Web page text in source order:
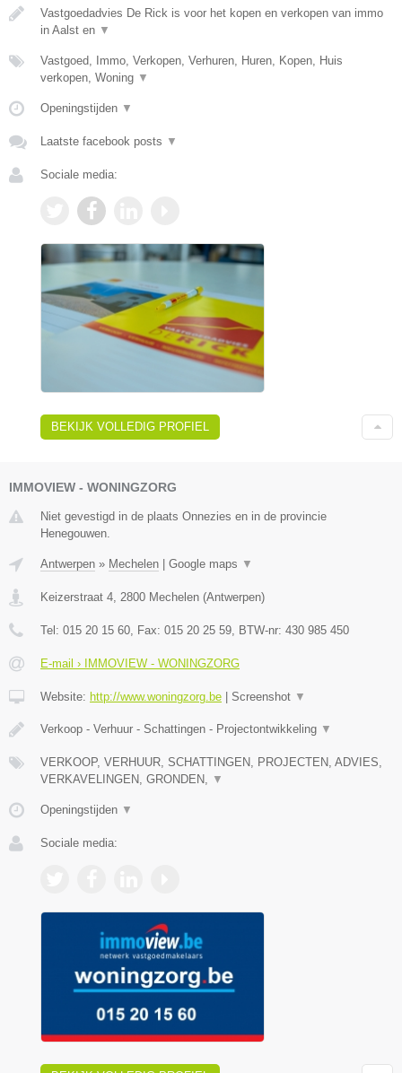
Vastgoedadvies De Rick is voor het kopen en verkopen van immo
in Aalst en ▼
Vastgoed, Immo, Verkopen, Verhuren, Huren, Kopen, Huis
verkopen, Woning ▼
Openingstijden ▼
Laatste facebook posts ▼
Sociale media:
BEKIJK VOLLEDIG PROFIEL
IMMOVIEW - WONINGZORG
Niet gevestigd in de plaats Onnezies en in de provincie
Henegouwen.
Antwerpen » Mechelen | Google maps ▼
Keizerstraat 4 2800 Mechelen (Antwerpen)
Tel: 015 20 15 60 , Fax: 015 20 25 59 , BTW-nr: 430 985 450
E-mail › IMMOVIEW - WONINGZORG
Website: http://www.woningzorg.be | Screenshot ▼
Verkoop - Verhuur - Schattingen - Projectontwikkeling ▼
VERKOOP, VERHUUR, SCHATTINGEN, PROJECTEN, ADVIES,
VERKAVELINGEN, GRONDEN,
▼
Openingstijden ▼
Sociale media: